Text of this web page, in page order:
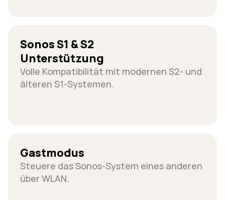
Sonos S1 & S2
Unterstützung
Volle Kompatibilität mit modernen S2- und
älteren S1-Systemen.
Gastmodus
Steuere das Sonos-System eines anderen
über WLAN.